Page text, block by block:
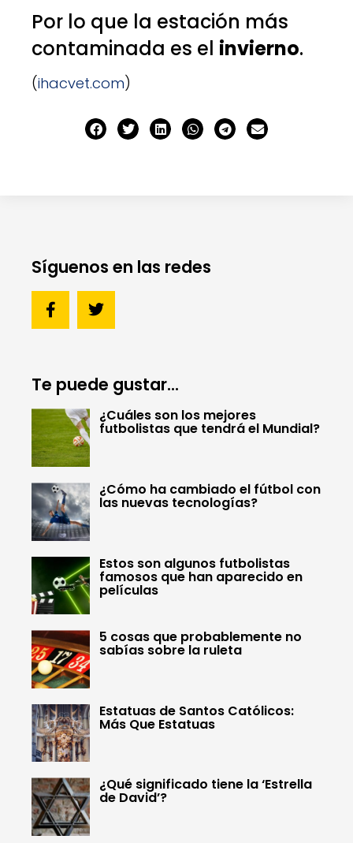
Por lo que la estación más
contaminada es el invierno.
(ihacvet.com)
Síguenos en las redes
Te puede gustar...
¿Cuáles son los mejores
futbolistas que tendrá el Mundial?
¿Cómo ha cambiado el fútbol con
las nuevas tecnologías?
Estos son algunos futbolistas
famosos que han aparecido en
películas
5 cosas que probablemente no
sabías sobre la ruleta
Estatuas de Santos Católicos:
Más Que Estatuas
¿Qué significado tiene la ‘Estrella
de David’?